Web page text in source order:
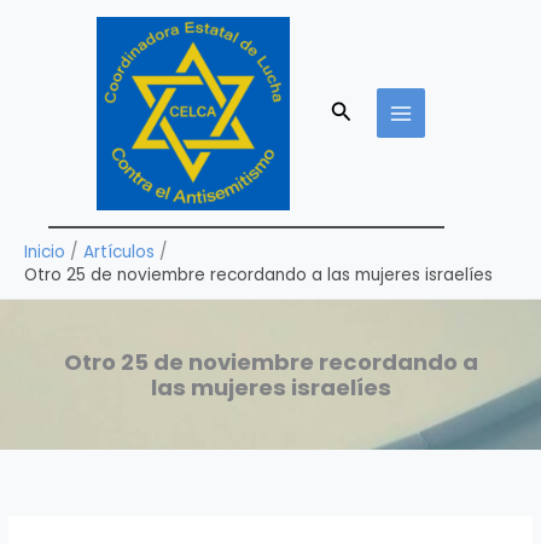
Buscar
Inicio
Artículos
Otro 25 de noviembre recordando a las mujeres israelíes
Otro 25 de noviembre recordando a
las mujeres israelíes